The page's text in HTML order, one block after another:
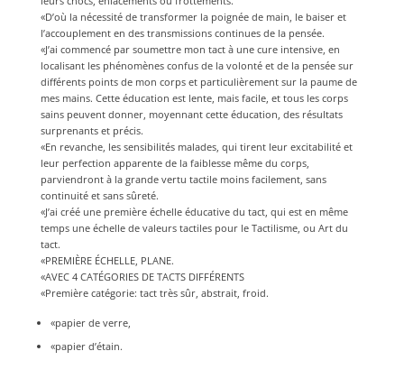
«D’où la nécessité de transformer la poignée de main, le baiser et
l’accouplement en des transmissions continues de la pensée.
«J’ai commencé par soumettre mon tact à une cure intensive, en
localisant les phénomènes confus de la volonté et de la pensée sur
différents points de mon corps et particulièrement sur la paume de
mes mains. Cette éducation est lente, mais facile, et tous les corps
sains peuvent donner, moyennant cette éducation, des résultats
surprenants et précis.
«En revanche, les sensibilités malades, qui tirent leur excitabilité et
leur perfection apparente de la faiblesse même du corps,
parviendront à la grande vertu tactile moins facilement, sans
continuité et sans sûreté.
«J’ai créé une première échelle éducative du tact, qui est en même
temps une échelle de valeurs tactiles pour le Tactilisme, ou Art du
tact.
«PREMIÈRE ÉCHELLE, PLANE.
«AVEC 4 CATÉGORIES DE TACTS DIFFÉRENTS
«Première catégorie: tact très sûr, abstrait, froid.
«papier de verre,
«papier d’étain.